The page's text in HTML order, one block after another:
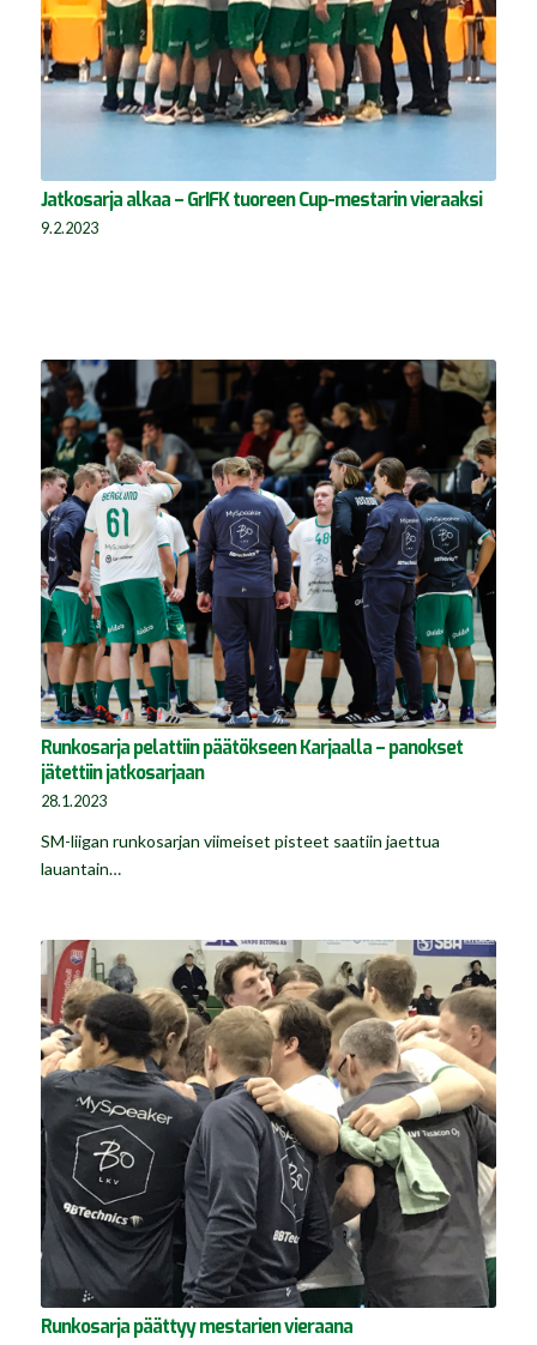
Jatkosarja alkaa – GrIFK tuoreen Cup-mestarin vieraaksi
9.2.2023
Runkosarja pelattiin päätökseen Karjaalla – panokset
jätettiin jatkosarjaan
28.1.2023
SM-liigan runkosarjan viimeiset pisteet saatiin jaettua
lauantain…
Runkosarja päättyy mestarien vieraana